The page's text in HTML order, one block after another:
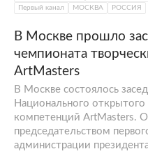
Первый канал
МОСКВА РОССИЯ
В Москве прошло
чемпионата
ArtMasters
В Москве состоялось
Национального
компетенций ArtMasters.
председательством
администрации